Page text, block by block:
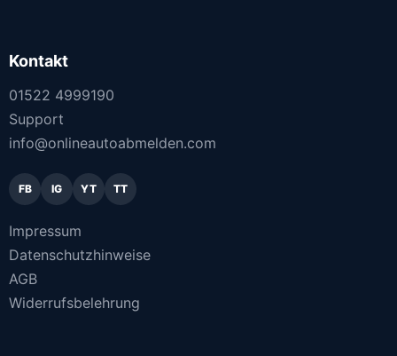
Kontakt
01522 4999190
Support
info@onlineautoabmelden.com
FB IG YT TT
Impressum
Datenschutzhinweise
AGB
Widerrufsbelehrung